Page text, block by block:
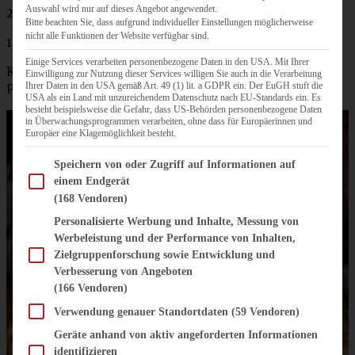
200 g Schmand
1/2 TL Knoblauchgranulat
Kräuter nach Belieben, bei mir Schnittlauch und
Petersilie, jeweils 1 EL
Auswahl wird nur auf dieses Angebot angewendet.
Bitte beachten Sie, dass aufgrund individueller Einstellungen möglicherweise
nicht alle Funktionen der Website verfügbar sind.
Einige Services verarbeiten personenbezogene Daten in den USA. Mit Ihrer
Einwilligung zur Nutzung dieser Services willigen Sie auch in die Verarbeitung
Ihrer Daten in den USA gemäß Art. 49 (1) lit. a GDPR ein. Der EuGH stuft die
USA als ein Land mit unzureichendem Datenschutz nach EU-Standards ein. Es
besteht beispielsweise die Gefahr, dass US-Behörden personenbezogene Daten
in Überwachungsprogrammen verarbeiten, ohne dass für Europäerinnen und
Europäer eine Klagemöglichkeit besteht.
Im Folgenden finden Sie eine Liste der Zwecke des IAB Transparency and Consent
Speichern von oder Zugriff auf Informationen auf
einem Endgerät
(168 Vendoren)
Personalisierte Werbung und Inhalte, Messung von
Werbeleistung und der Performance von Inhalten,
Zielgruppenforschung sowie Entwicklung und
Verbesserung von Angeboten
(166 Vendoren)
Verwendung genauer Standortdaten (59 Vendoren)
Geräte anhand von aktiv angeforderten Informationen
identifizieren